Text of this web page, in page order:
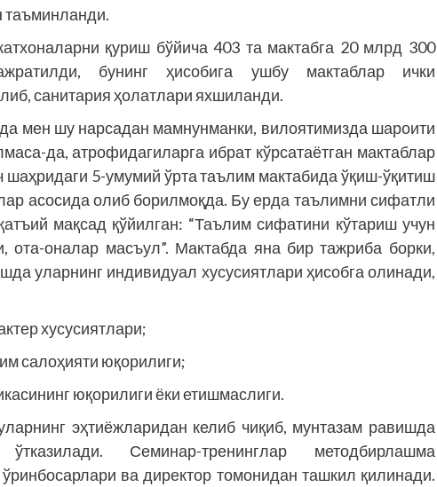
таъминланди.
қуриш бўйича 403 та мактабга 20 млрд 300
бунинг ҳисобига ушбу мактаблар ички
санитария ҳолатлари яхшиланди.
мен шу нарсадан мамнунманки, вилоятимизда шароити
да, атрофидагиларга ибрат кўрсатаётган мактаблар
5-умумий ўрта таълим мактабида ўқиш-ўқитиш
асосида олиб борилмоқда. Бу ерда таълимни сифатли
мақсад қўйилган: “Таълим сифатини кўтариш учун
ота-оналар масъул”. Мактабда яна бир тажриба борки,
уларнинг индивидуал хусусиятлари ҳисобга олинади,
хусусиятлари;
салоҳияти юқорилиги;
юқорилиги ёки етишмаслиги.
эҳтиёжларидан келиб чиқиб, мунтазам равишда
ўтказилади. Семинар-тренинг­лар методбирлашма
ва директор томонидан ташкил қилинади.